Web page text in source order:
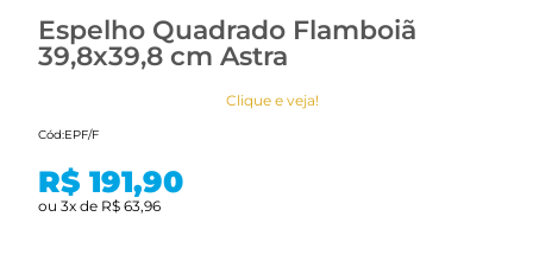
Espelho Quadrado Flamboiã
39,8x39,8 cm Astra
Clique e veja!
Cód:EPF/F
R$ 191,90
ou 3x de R$ 63,96